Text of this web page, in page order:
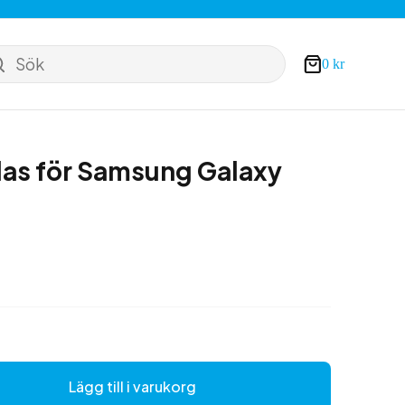
Sök Varukorg
0 kr
för Samsung Galaxy
Lägg till i varukorg